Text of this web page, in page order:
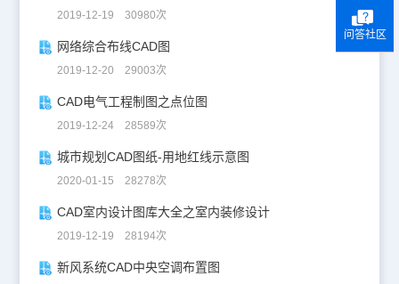
2019-12-19 30980次
网络综合布线CAD图
2019-12-20 29003次
CAD电气工程制图之点位图
2019-12-24 28589次
城市规划CAD图纸-用地红线示意图
2020-01-15 28278次
CAD室内设计图库大全之室内装修设计
2019-12-19 28194次
新风系统CAD中央空调布置图
问答社区